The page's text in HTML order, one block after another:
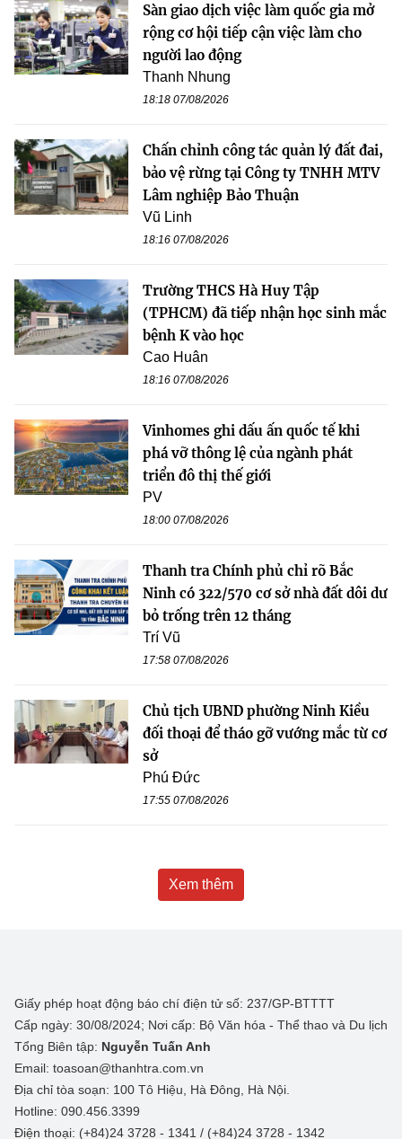
Sàn giao dịch việc làm quốc gia mở
rộng cơ hội tiếp cận việc làm cho
người lao động
Thanh Nhung
18:18 07/08/2026
Chấn chỉnh công tác quản lý đất đai,
bảo vệ rừng tại Công ty TNHH MTV
Lâm nghiệp Bảo Thuận
Vũ Linh
18:16 07/08/2026
Trường THCS Hà Huy Tập
(TPHCM) đã tiếp nhận học sinh mắc
bệnh K vào học
Cao Huân
18:16 07/08/2026
Vinhomes ghi dấu ấn quốc tế khi
phá vỡ thông lệ của ngành phát
triển đô thị thế giới
PV
18:00 07/08/2026
Thanh tra Chính phủ chỉ rõ Bắc
Ninh có 322/570 cơ sở nhà đất dôi dư
bỏ trống trên 12 tháng
Trí Vũ
17:58 07/08/2026
Chủ tịch UBND phường Ninh Kiều
đối thoại để tháo gỡ vướng mắc từ cơ
sở
Phú Đức
17:55 07/08/2026
Xem thêm
Giấy phép hoạt động báo chí điện tử số: 237/GP-BTTTT
Cấp ngày: 30/08/2024; Nơi cấp: Bộ Văn hóa - Thể thao và Du lịch
Tổng Biên tập: Nguyễn Tuấn Anh
Email: toasoan@thanhtra.com.vn
Địa chỉ tòa soạn: 100 Tô Hiệu, Hà Đông, Hà Nội.
Hotline: 090.456.3399
Điện thoại: (+84)24 3728 - 1341 / (+84)24 3728 - 1342